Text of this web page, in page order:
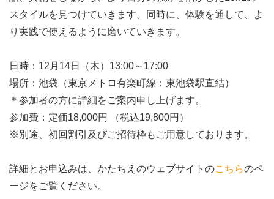
スタイルを見つけていきます。同時に、体験を通して、よ
り実践で使えるように磨いていきます。
日時：12月14日（木）13:00～17:00
場所：池袋（東京メトロ有楽町線：東池袋駅直結）
＊参加者の方に詳細をご案内申し上げます。
参加費：定価18,000円 （税込19,800円）
※別途、初回割引及びご招待枠もご用意しております。
詳細とお申込みは、かたちえのウェブサイトのこちらのペ
ージをご覧ください。